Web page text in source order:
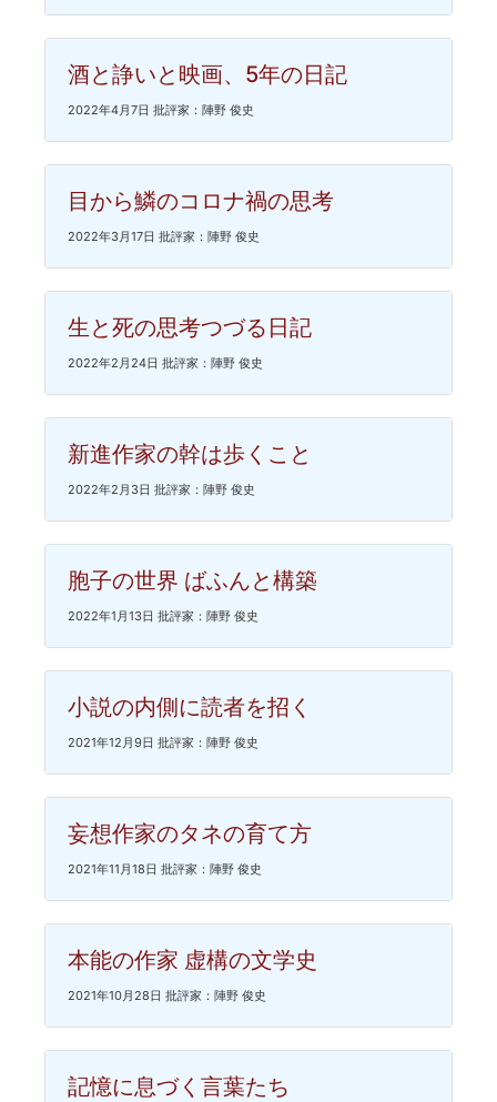
酒と諍いと映画、5年の日記
2022年4月7日 批評家：陣野 俊史
目から鱗のコロナ禍の思考
2022年3月17日 批評家：陣野 俊史
生と死の思考つづる日記
2022年2月24日 批評家：陣野 俊史
新進作家の幹は歩くこと
2022年2月3日 批評家：陣野 俊史
胞子の世界 ばふんと構築
2022年1月13日 批評家：陣野 俊史
小説の内側に読者を招く
2021年12月9日 批評家：陣野 俊史
妄想作家のタネの育て方
2021年11月18日 批評家：陣野 俊史
本能の作家 虚構の文学史
2021年10月28日 批評家：陣野 俊史
記憶に息づく言葉たち